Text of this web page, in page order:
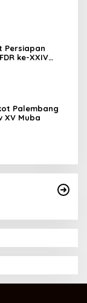
Persiapan
ke-XXIV
Palembang
XV Muba